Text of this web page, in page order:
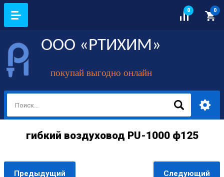
0 0
ООО «РТИХИМ»
покупай выгодно онлайн
гибкий воздуховод PU-1000 ф125
Предыдущий Следующий